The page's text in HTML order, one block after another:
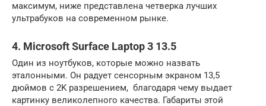
максимум, ниже представлена четверка лучших
ультрабуков на современном рынке.
4. Microsoft Surface Laptop 3 13.5
Один из ноутбуков, которые можно назвать
эталонными. Он радует сенсорным экраном 13,5
дюймов с 2K разрешением, благодаря чему выдает
картинку великолепного качества. Габариты этой